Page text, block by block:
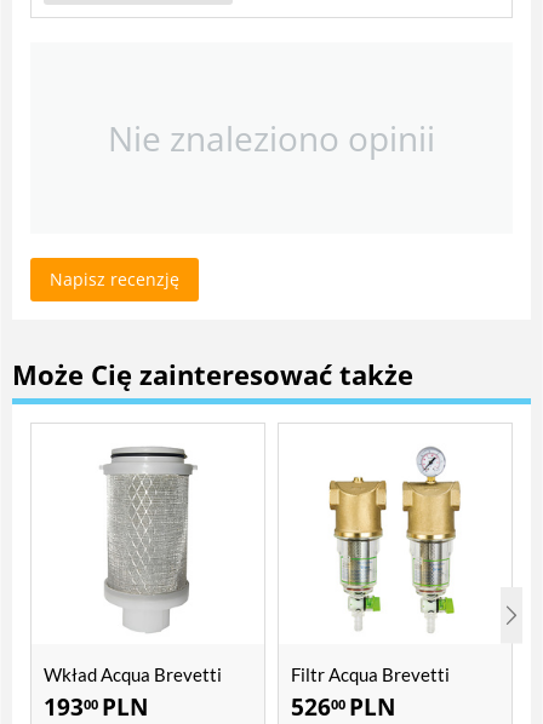
Nie znaleziono opinii
Napisz recenzję
Może Cię zainteresować także
Wkład Acqua Brevetti
BravoFIL
19300 PLN
Filtr Acqua Brevetti
Bravo
52600 PLN